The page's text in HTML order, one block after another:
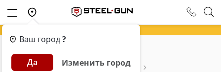
Ваш город?
Да Изменить город
Главная Каталог
Аксессуары и расходники для пневматики